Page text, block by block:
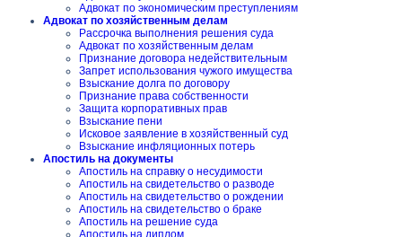
Адвокат по экономическим преступлениям
Адвокат по хозяйственным делам
Рассрочка выполнения решения суда
Адвокат по хозяйственным делам
Признание договора недействительным
Запрет использования чужого имущества
Взыскание долга по договору
Признание права собственности
Защита корпоративных прав
Взыскание пени
Исковое заявление в хозяйственный суд
Взыскание инфляционных потерь
Апостиль на документы
Апостиль на справку о несудимости
Апостиль на свидетельство о разводе
Апостиль на свидетельство о рождении
Апостиль на свидетельство о браке
Апостиль на решение суда